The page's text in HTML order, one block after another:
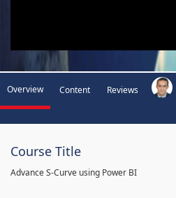
Overview Content Reviews
Course Title
Advance S-Curve using Power BI